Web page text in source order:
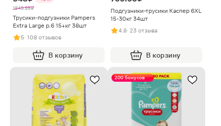
1849.99 ₽
Трусики-подгузники Pampers
Extra Large р.6 15+кг 38шт
5· 108 отзывов
В корзину
Подгузники-трусики Каспер 6XL
15-30кг 34шт
4.8· 23 отзыва
В корзину
200 бонусов